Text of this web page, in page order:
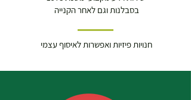
בסבלנות וגם לאחר הקנייה
חנויות פיזיות ואפשרות לאיסוף עצמי